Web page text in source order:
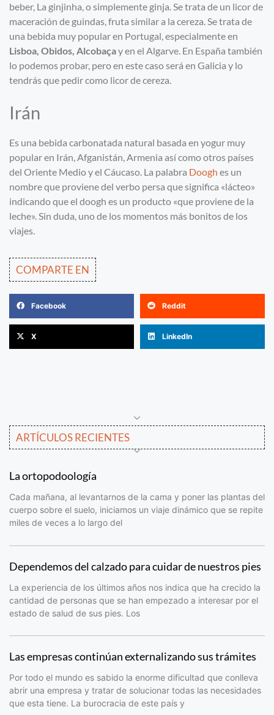
beber, La ginjinha, o simplemente ginja. Se trata de un licor de
maceración de guindas, fruta similar a la cereza. Se trata de
una bebida muy popular en Portugal, especialmente en
Lisboa, Obidos, Alcobaçay en el Algarve. En España también
lo podemos probar, pero en este caso será en Galicia y lo
tendrás que pedir como licor de cereza.
Irán
Es una bebida carbonatada natural basada en yogur muy
popular en Irán, Afganistán, Armenia así como otros países
del Oriente Medio y el Cáucaso. La palabra Doogh es un
nombre que proviene del verbo persa que significa «lácteo»
indicando que el doogh es un producto «que proviene de la
leche». Sin duda, uno de los momentos más bonitos de los
viajes.
COMPARTE EN
Facebook Reddit
X LinkedIn
ARTÍCULOS RECIENTES
La ortopodoología
Cada mañana, al levantarnos de la cama y poner las plantas del
cuerpo sobre el suelo, iniciamos un viaje dinámico que se repite
miles de veces a lo largo del
Dependemos del calzado para cuidar de nuestros pies
La experiencia de los últimos años nos indica que ha crecido la
cantidad de personas que se han empezado a interesar por el
estado de salud de sus pies. Los
Las empresas continúan externalizando sus trámites
Por todo el mundo es sabido la enorme dificultad que conlleva
abrir una empresa y tratar de solucionar todas las necesidades
que esta tiene. La burocracia de este país y